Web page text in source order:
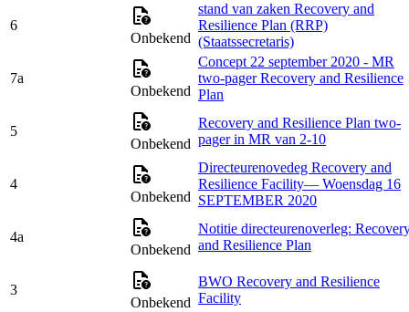
6
Onbekend
stand van zaken Recovery and
Resilience Plan (RRP)
(Staatssecretaris)
7a
Onbekend
Concept 22 september 2020 - MR
two-pager Recovery and Resilience
Plan
5
Onbekend
Recovery and Resilience Plan two-
pager in MR van 2-10
4
Onbekend
Directeurenovedeg Recovery and
Resilience Facility— Woensdag 16
SEPTEMBER 2020
4a
Onbekend
Notitie directeurenoverleg:
and Resilience Plan
3
Onbekend
BWO Recovery and Resilience
Facility